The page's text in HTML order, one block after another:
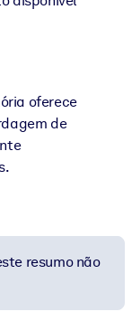
oferece
de
resumo não